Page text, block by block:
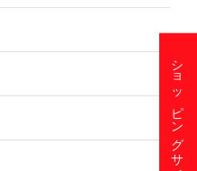
ショッピングサイト